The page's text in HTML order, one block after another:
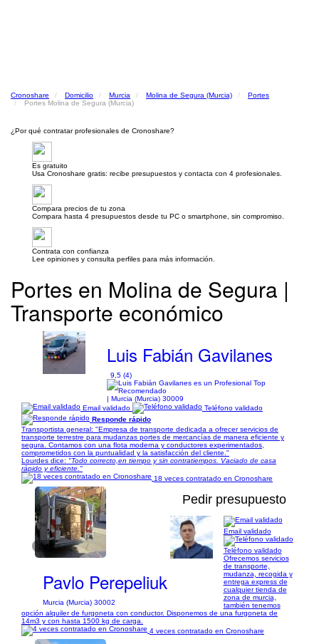
Cronoshare Domicilio Murcia Molina de Segura (Murcia)
Portes
Portes Molina de Segura (Murcia)
¿Por qué contratar profesionales de Cronoshare?
Es gratuito
Usa Cronoshare gratis: recibe presupuestos y contacta con 4 profesionales.
Compara precios de tu zona
Compara hasta 4 presupuestos desde tu PC o smartphone, sin compromiso.
Contrata con confianza
Lee opiniones y consulta perfiles para más información.
Portes en Molina de Segura |
Transporte económico
Luis Fabián Gavilanes
9,5 (4)
| Murcia (Murcia) 30009
Email validado
Teléfono validado
Responde rápido
Transportista general: "Empresa de transporte dedicada a ofrecer servicios de
transporte terrestre para mudanzas portes de mercancías de manera eficiente y
segura. Contamos con una flota moderna y conductores experimentados,
comprometidos con la puntualidad y la satisfacción del cliente."
Lourdes dice: "Todo correcto,en tiempo y sin contratiempos. Vaciado de casa
rápido y eficiente."
18 veces contratado en Cronoshare
1/1
Pedir presupuesto
Pavlo Perepeliuk
Murcia (Murcia) 30002
Email validado
Teléfono validado
Ofrecemos servicios
de transporte,
mudanza, recogida y
entrega express de
cualquier tienda de
zona de murcia,
también tenemos
opción alquiler de furgoneta con conductor. Disponemos de una furgoneta de
14m3 y con hasta 1500 kg de carga.
4 veces contratado en Cronoshare